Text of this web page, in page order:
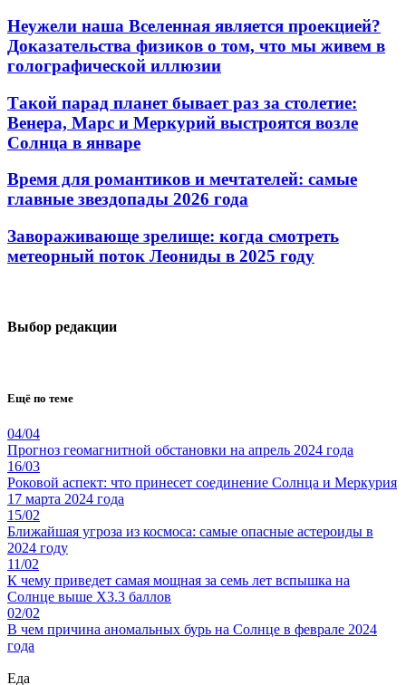
Неужели наша Вселенная является проекцией?
Доказательства физиков о том, что мы живем в
голографической иллюзии
Такой парад планет бывает раз за столетие:
Венера, Марс и Меркурий выстроятся возле
Солнца в январе
Время для романтиков и мечтателей: самые
главные звездопады 2026 года
Завораживающе зрелище: когда смотреть
метеорный поток Леониды в 2025 году
Выбор редакции
Ещё по теме
04/04
Прогноз геомагнитной обстановки на апрель 2024 года
16/03
Роковой аспект: что принесет соединение Солнца и Меркурия
17 марта 2024 года
15/02
Ближайшая угроза из космоса: самые опасные астероиды в
2024 году
11/02
К чему приведет самая мощная за семь лет вспышка на
Солнце выше X3.3 баллов
02/02
В чем причина аномальных бурь на Солнце в феврале 2024
года
Еда